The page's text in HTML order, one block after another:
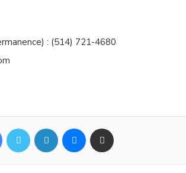
: (514) 721-4680
Facebook Twitter Linkedin Messenger